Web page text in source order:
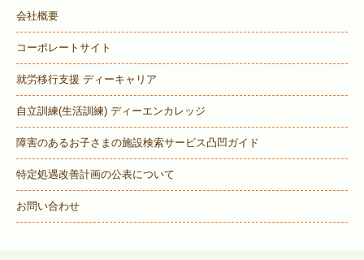
会社概要
コーポレートサイト
就労移行支援 ディーキャリア
自立訓練(生活訓練) ディーエンカレッジ
障害のあるお子さまの施設検索サービス凸凹ガイド
特定処遇改善計画の公表について
お問い合わせ